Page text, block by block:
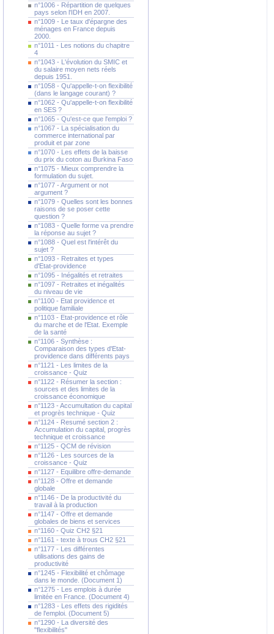
n°1006 - Répartition de quelques
pays selon l'IDH en 2007.
n°1009 - Le taux d'épargne des
ménages en France depuis
2000.
n°1011 - Les notions du chapitre
4
n°1043 - L'évolution du SMIC et
du salaire moyen nets réels
depuis 1951.
n°1058 - Qu'appelle-t-on flexibilité
(dans le langage courant) ?
n°1062 - Qu'appelle-t-on flexibilité
en SES ?
n°1065 - Qu'est-ce que l'emploi ?
n°1067 - La spécialisation du
commerce international par
produit et par zone
n°1070 - Les effets de la baisse
du prix du coton au Burkina Faso
n°1075 - Mieux comprendre la
formulation du sujet.
n°1077 - Argument or not
argument ?
n°1079 - Quelles sont les bonnes
raisons de se poser cette
question ?
n°1083 - Quelle forme va prendre
la réponse au sujet ?
n°1088 - Quel est l'intérêt du
sujet ?
n°1093 - Retraites et types
d'Etat-providence
n°1095 - Inégalités et retraites
n°1097 - Retraites et inégalités
du niveau de vie
n°1100 - Etat providence et
politique familiale
n°1103 - Etat-providence et rôle
du marche et de l'Etat. Exemple
de la santé
n°1106 - Synthèse :
Comparaison des types d'Etat-
providence dans différents pays
n°1121 - Les limites de la
croissance - Quiz
n°1122 - Résumer la section :
sources et des limites de la
croissance économique
n°1123 - Accumultation du capital
et progrès technique - Quiz
n°1124 - Resumé section 2 :
Accumulation du capital, progrès
technique et croissance
n°1125 - QCM de révision
n°1126 - Les sources de la
croissance - Quiz
n°1127 - Equilibre offre-demande
n°1128 - Offre et demande
globale
n°1146 - De la productivité du
travail à la production
n°1147 - Offre et demande
globales de biens et services
n°1160 - Quiz CH2 §21
n°1161 - texte à trous CH2 §21
n°1177 - Les différentes
utilisations des gains de
productivité
n°1245 - Flexibilité et chômage
dans le monde. (Document 1)
n°1275 - Les emplois à durée
limitée en France. (Document 4)
n°1283 - Les effets des rigidités
de l'emploi. (Document 5)
n°1290 - La diversité des
"flexibilités"